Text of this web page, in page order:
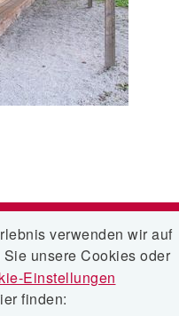
KONTAKT
Telefon: +49 7837 9229-0
E-Mail:info@nur-holz.com
verwenden wir auf
unsere Cookies oder
Einstellungen
finden: